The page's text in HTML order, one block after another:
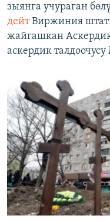
зыянга учураган
дейтВиржиния
жайгашкан
аскердик талдоочусу